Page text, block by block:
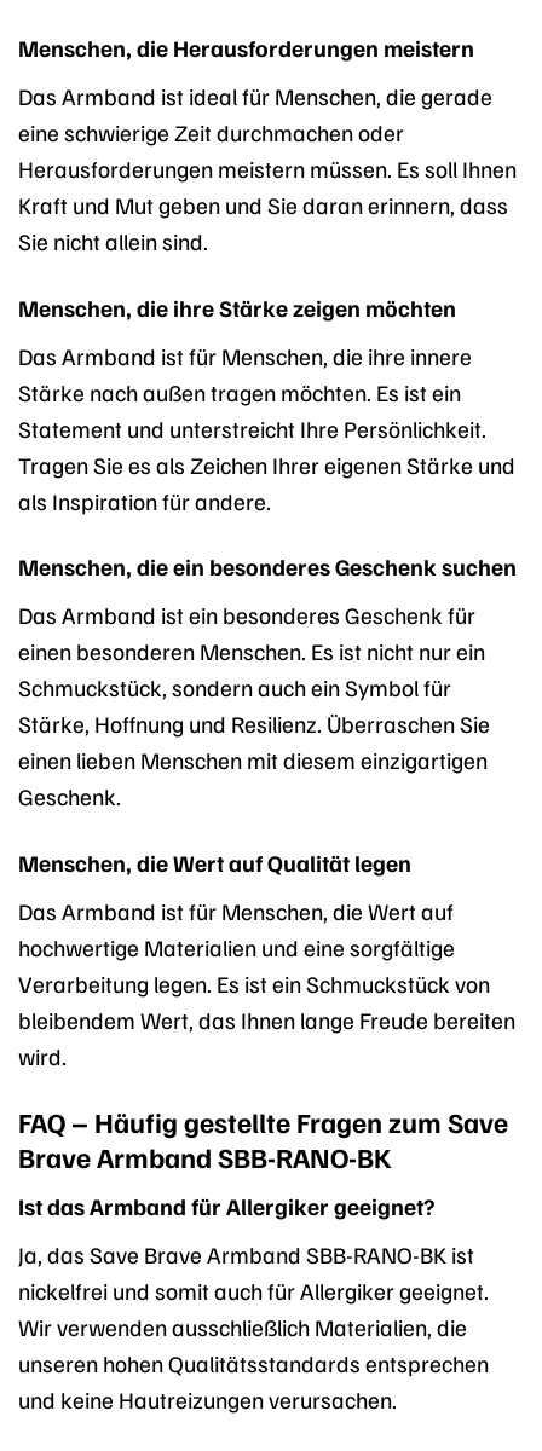
Menschen, die Herausforderungen meistern
Das Armband ist ideal für Menschen, die gerade
eine schwierige Zeit durchmachen oder
Herausforderungen meistern müssen. Es soll Ihnen
Kraft und Mut geben und Sie daran erinnern, dass
Sie nicht allein sind.
Menschen, die ihre Stärke zeigen möchten
Das Armband ist für Menschen, die ihre innere
Stärke nach außen tragen möchten. Es ist ein
Statement und unterstreicht Ihre Persönlichkeit.
Tragen Sie es als Zeichen Ihrer eigenen Stärke und
als Inspiration für andere.
Menschen, die ein besonderes Geschenk suchen
Das Armband ist ein besonderes Geschenk für
einen besonderen Menschen. Es ist nicht nur ein
Schmuckstück, sondern auch ein Symbol für
Stärke, Hoffnung und Resilienz. Überraschen Sie
einen lieben Menschen mit diesem einzigartigen
Geschenk.
Menschen, die Wert auf Qualität legen
Das Armband ist für Menschen, die Wert auf
hochwertige Materialien und eine sorgfältige
Verarbeitung legen. Es ist ein Schmuckstück von
bleibendem Wert, das Ihnen lange Freude bereiten
wird.
FAQ – Häufig gestellte Fragen zum Save
Brave Armband SBB-RANO-BK
Ist das Armband für Allergiker geeignet?
Ja, das Save Brave Armband SBB-RANO-BK ist
nickelfrei und somit auch für Allergiker geeignet.
Wir verwenden ausschließlich Materialien, die
unseren hohen Qualitätsstandards entsprechen
und keine Hautreizungen verursachen.